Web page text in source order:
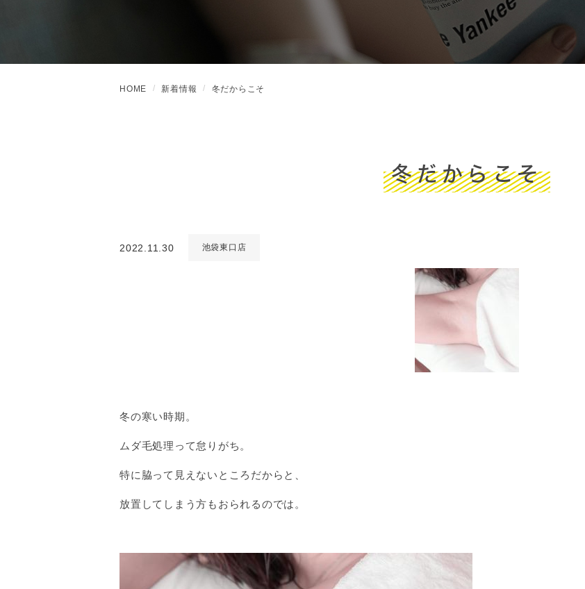
HOME 新着情報 冬だからこそ
冬だからこそ
2022.11.30 池袋東口店
冬の寒い時期。
ムダ毛処理って怠りがち。
特に脇って見えないところだからと、
放置してしまう方もおられるのでは。